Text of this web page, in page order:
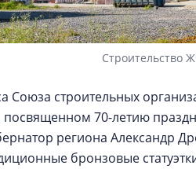
Строительство
Союза строительных
70-летию
региона Александр
бронзовые